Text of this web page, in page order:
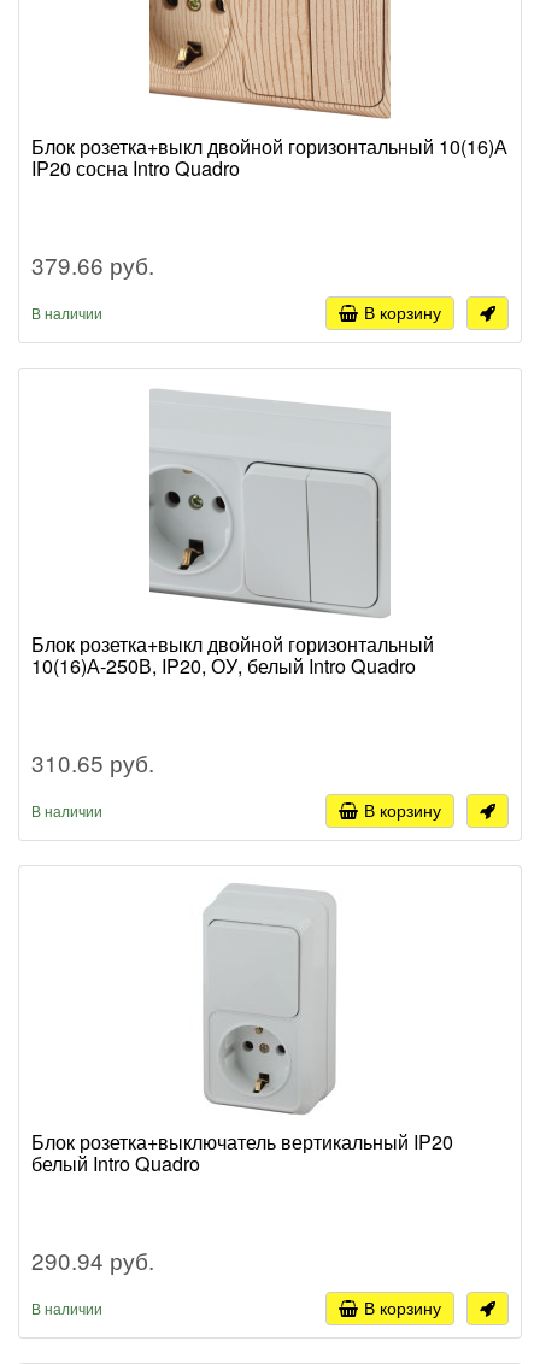
Блок розетка+выкл двойной горизонтальный 10(16)А
IP20 сосна Intro Quadro
379.66 руб.
В наличии В корзину
Блок розетка+выкл двойной горизонтальный
10(16)А-250В, IP20, ОУ, белый Intro Quadro
310.65 руб.
В наличии В корзину
Блок розетка+выключатель вертикальный IP20
белый Intro Quadro
290.94 руб.
В наличии В корзину